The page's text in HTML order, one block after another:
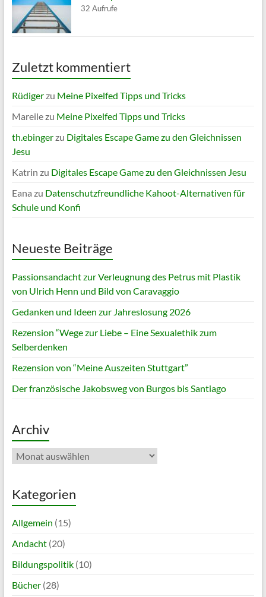
32 Aufrufe
Zuletzt kommentiert
Rüdigerzu Meine Pixelfed Tipps und Tricks
Mareilezu Meine Pixelfed Tipps und Tricks
th.ebingerzu Digitales Escape Game zu den Gleichnissen
Jesu
Katrin zu Digitales Escape Game zu den Gleichnissen Jesu
Eana zu Datenschutzfreundliche Kahoot-Alternativen für
Schule und Konfi
Neueste Beiträge
Passionsandacht zur Verleugnung des Petrus mit Plastik
von Ulrich Henn und Bild von Caravaggio
Gedanken und Ideen zur Jahreslosung 2026
Rezension “Wege zur Liebe – Eine Sexualethik zum
Selberdenken
Rezension von “Meine Auszeiten Stuttgart”
Der französische Jakobsweg von Burgos bis Santiago
Archiv
Archiv
Kategorien
Allgemein (15)
Andacht(20)
Bildungspolitik(10)
Bücher(28)